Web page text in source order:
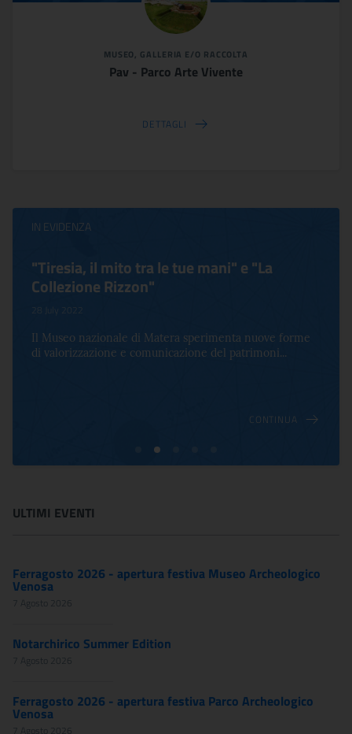
MUSEO, GALLERIA E/O RACCOLTA
Pav - Parco Arte Vivente
DETTAGLI
IN EVIDENZA
"Tiresia, il mito tra le tue mani" e "La
Collezione Rizzon"
28 July 2022
Il Museo nazionale di Matera sperimenta nuove forme
di valorizzazione e comunicazione del patrimoni...
CONTINUA
ULTIMI EVENTI
Ferragosto 2026 - apertura festiva Museo Archeologico
Venosa
7 Agosto 2026
Notarchirico Summer Edition
7 Agosto 2026
Ferragosto 2026 - apertura festiva Parco Archeologico
Venosa
7 Agosto 2026